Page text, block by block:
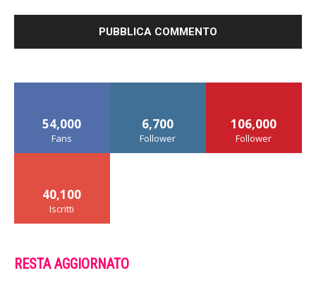
54,000
Fans
6,700
Follower
106,000
Follower
40,100
Iscritti
RESTA AGGIORNATO